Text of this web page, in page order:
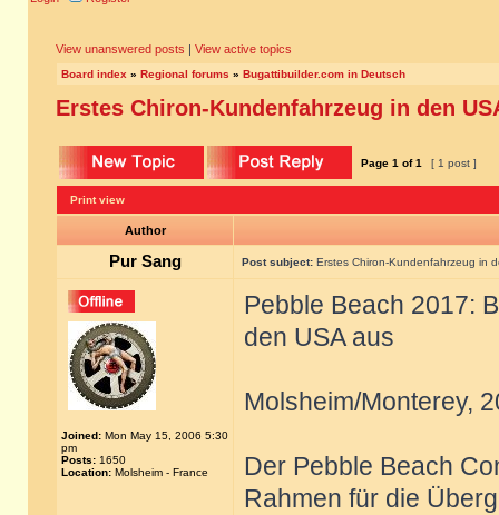
View unanswered posts | View active topics
Board index » Regional forums » Bugattibuilder.com in Deutsch
Erstes Chiron-Kundenfahrzeug in den
Page 1 of1 [ 1 post ]
Print view
Author
Pur Sang Post subject: Erstes Chiron-Kundenfahrzeug in
Joined: Mon May 15, 2006 5:30
pm
Posts: 1650
Location: Molsheim - France
Pebble Beach 2017:
den USA aus
Molsheim/Monterey,
Der Pebble Beach
Rahmen für die